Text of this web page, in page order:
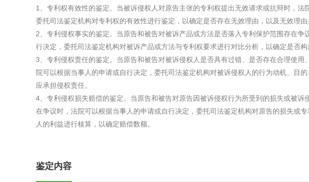
环保工程
综合利用工程 工
1、专利权有效性的鉴定。当被诉侵权人对原告主张的专利权提出无效请求或抗辩时，法
委托司法鉴定机构对专利权的有效性进行鉴定，以确定是否存在无效理由，以及无效理由
2、专利侵权事实的鉴定。当原告和被告对被诉产品或方法是否落入专利保护范围存在争
行决定，委托司法鉴定机构对被诉产品或方法与专利权要求进行对比分析，以确定是否构
3、专利侵权责任的鉴定。当原告和被告对被诉侵权人是否具有过错、是否存在合理使用
院可以根据当事人的申请或自行决定，委托司法鉴定机构对被诉侵权人的行为动机、目
应承担侵权责任。
4、专利侵权损失赔偿的鉴定。当原告和被告对原告因被诉侵权行为所受到的损失或被诉
在争议时，法院可以根据当事人的申请或自行决定，委托司法鉴定机构对原告的损失或
人的利益进行核算，以确定赔偿数额。
鉴定内容